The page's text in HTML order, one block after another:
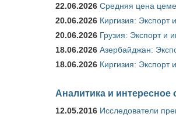
22.06.2026 Средняя цена
20.06.2026 Киргизия:
20.06.2026 Грузия: Экспорт и
18.06.2026 Азербайджан:
18.06.2026 Киргизия: Экспорт
Аналитика и интересное
12.05.2016 Исследователи